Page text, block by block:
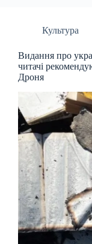
Культура
Видання про
читачі
Дроня